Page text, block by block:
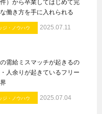
件）から卒業してはじめて完
働き方を手に入れられる
ジ・ノウハウ 2025.07.11
需給ミスマッチが起きるの
人余りが起きているフリー
ジ・ノウハウ 2025.07.04